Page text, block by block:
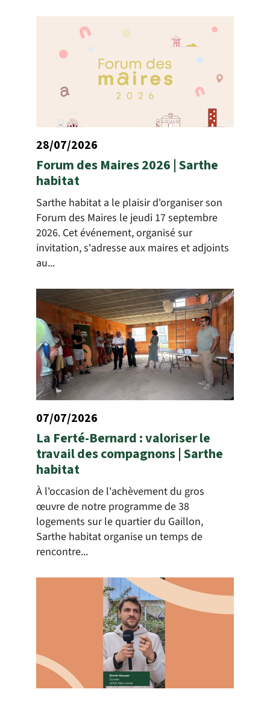
28/07/2026
Forum des Maires 2026 | Sarthe
habitat
Sarthe habitat a le plaisir d'organiser son
Forum des Maires le jeudi 17 septembre
2026. Cet événement, organisé sur
invitation, s'adresse aux maires et adjoints
au...
07/07/2026
La Ferté-Bernard : valoriser le
travail des compagnons | Sarthe
habitat
À l'occasion de l'achèvement du gros
œuvre de notre programme de 38
logements sur le quartier du Gaillon,
Sarthe habitat organise un temps de
rencontre...